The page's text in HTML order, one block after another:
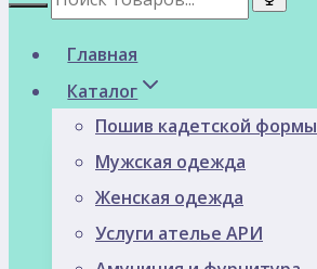
Главная
Каталог
Пошив кадетской формы
Мужская одежда
Женская одежда
Услуги ателье АРИ